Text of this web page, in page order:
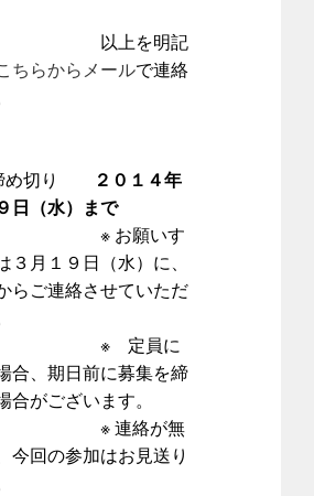
を明記
ちらからメールで連絡
め切り
２０１４年
日（水）まで
願いす
３月１９日（水）に、
らご連絡させていただ
員に
合、期日前に募集を締
合がございます。
絡が無
今回の参加はお見送り